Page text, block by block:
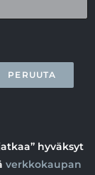
hyväksyt
verkkokaupan